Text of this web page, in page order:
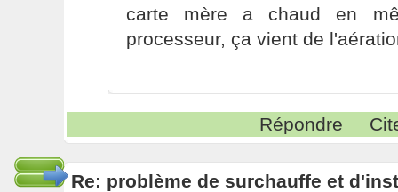
carte mère a chaud en
processeur, ça vient de
Répondre
Re: problème de surchauffe et